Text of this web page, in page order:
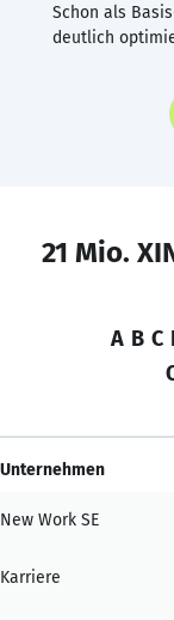
Schon als
deutlich
21 Mio.
A B C
Unternehmen
New Work SE
Karriere